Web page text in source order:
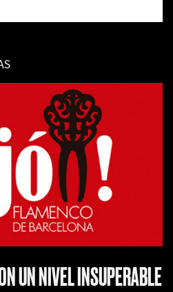
UN NIVEL INSUPERABLE